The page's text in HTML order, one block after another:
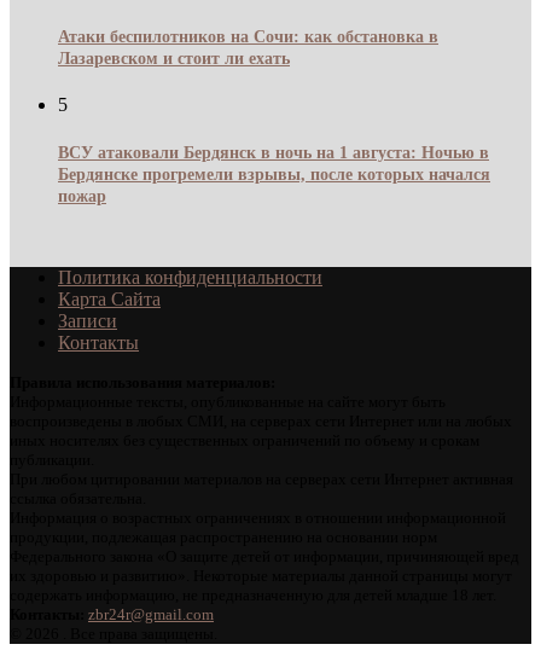
Атаки беспилотников на Сочи: как обстановка в
Лазаревском и стоит ли ехать
5
ВСУ атаковали Бердянск в ночь на 1 августа: Ночью в
Бердянске прогремели взрывы, после которых начался
пожар
Политика конфиденциальности
Карта Сайта
Записи
Контакты
zbr24r@gmail.com